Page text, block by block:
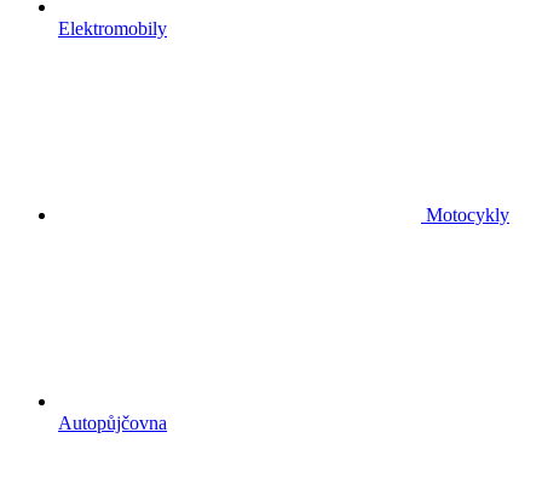
Elektromobily
Motocykly
Autopůjčovna